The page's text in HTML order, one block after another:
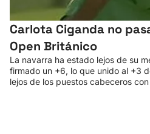
Carlota Ciganda no
Open Británico
La navarra ha estado lejos de su
firmado un +6, lo que unido al +3
lejos de los puestos cabeceros